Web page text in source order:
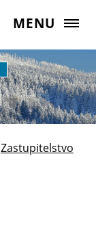
MENU
Zastupitelstvo